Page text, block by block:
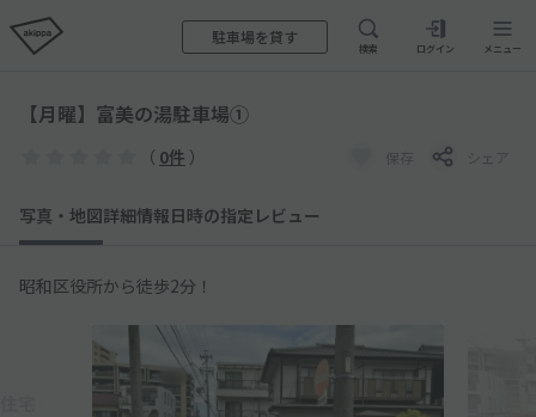
駐車場を貸す
検索 ログイン メニュー
【月曜】富美の湯駐車場①
（ 0件 ） 保存 シェア
写真・地図詳細情報日時の指定 レビュー
昭和区役所から徒歩2分！